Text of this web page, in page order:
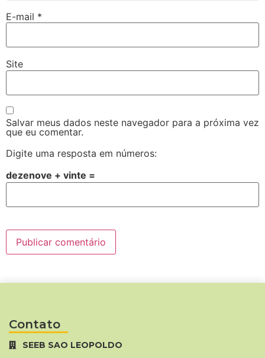
E-mail *
Site
Salvar meus dados neste navegador para a próxima vez
que eu comentar.
Digite uma resposta em números:
dezenove + vinte =
Contato
SEEB SAO LEOPOLDO